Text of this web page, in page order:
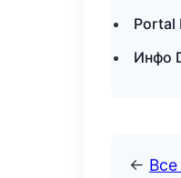
Portal
Инфо
←